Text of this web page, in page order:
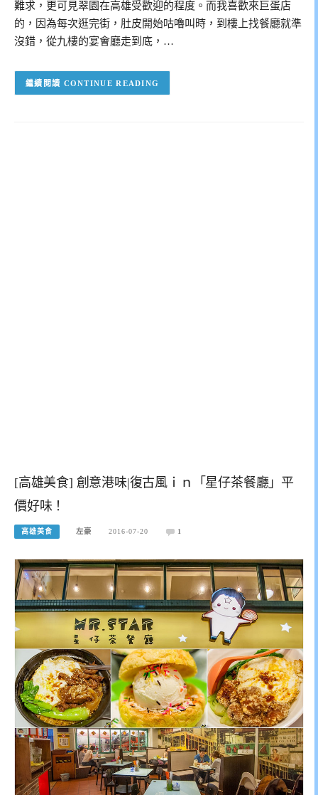
難求，更可見翠園在高雄受歡迎的程度。而我喜歡來巨蛋店
的，因為每次逛完街，肚皮開始咕嚕叫時，到樓上找餐廳就準
沒錯，從九樓的宴會廳走到底，…
CONTINUE READING
[高雄美食] 創意港味|復古風ｉｎ「星仔茶餐廳」平
價好味！
高雄美食 左豪 2016-07-20 1